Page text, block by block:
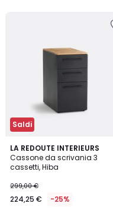
Saldi
LA REDOUTE INTERIEURS
Cassone da scrivania 3
cassetti, Hiba
299,00 €
224,25 € -25%
2,2
/ 5